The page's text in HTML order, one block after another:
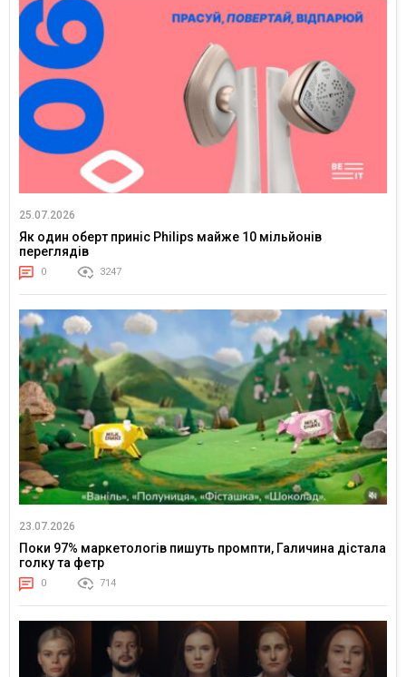
25.07.2026
Як один оберт приніс Philips майже 10 мільйонів
переглядів
0 3247
23.07.2026
Поки 97% маркетологів пишуть промпти, Галичина дістала
голку та фетр
0 714